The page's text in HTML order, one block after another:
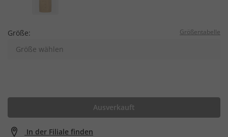
Größe: Größentabelle
Größe wählen
Ausverkauft
In der Filiale finden